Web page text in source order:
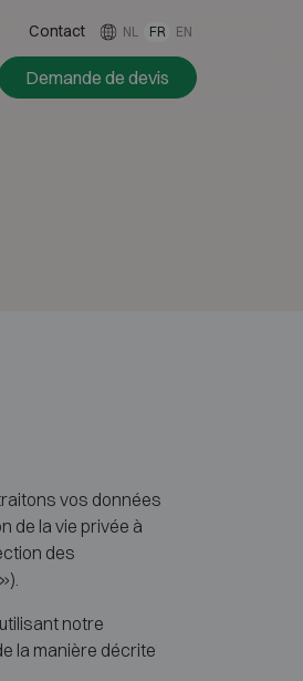
Contact NL FR EN
Demande de devis
vos données
de la vie privée à
des
notre
la manière décrite